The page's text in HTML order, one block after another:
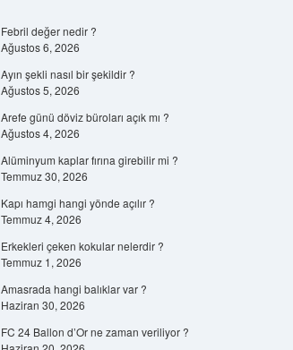
Febril değer nedir ?
Ağustos 6, 2026
Ayın şekli nasıl bir şekildir ?
Ağustos 5, 2026
Arefe günü döviz büroları açık mı ?
Ağustos 4, 2026
Alüminyum kaplar fırına girebilir mi ?
Temmuz 30, 2026
Kapı hamgi hangi yönde açılır ?
Temmuz 4, 2026
Erkekleri çeken kokular nelerdir ?
Temmuz 1, 2026
Amasrada hangi balıklar var ?
Haziran 30, 2026
FC 24 Ballon d’Or ne zaman veriliyor ?